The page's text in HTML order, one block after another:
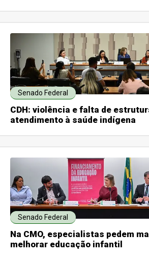
Senado Federal
CDH: violência e falta de
atendimento à saúde indígena
Senado Federal
Na CMO, especialistas pedem
melhorar educação infantil